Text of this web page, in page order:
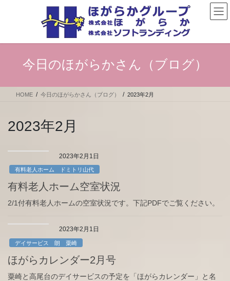
今日のほがらかさん（ブログ）
HOME 今日のほがらかさん（ブログ） 2023年2月
2023年2月
2023年2月1日
有料老人ホーム ドミトリ山代
有料老人ホーム空室状況
2/1付有料老人ホームの空室状況です。下記PDFでご覧ください。
2023年2月1日
デイサービス 朗 粟崎
ほがらカレンダー2月号
粟崎と高尾台のデイサービスの予定を「ほがらカレンダー」と名